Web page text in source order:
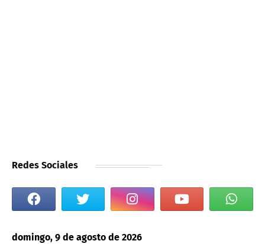
Redes Sociales
domingo, 9 de agosto de 2026